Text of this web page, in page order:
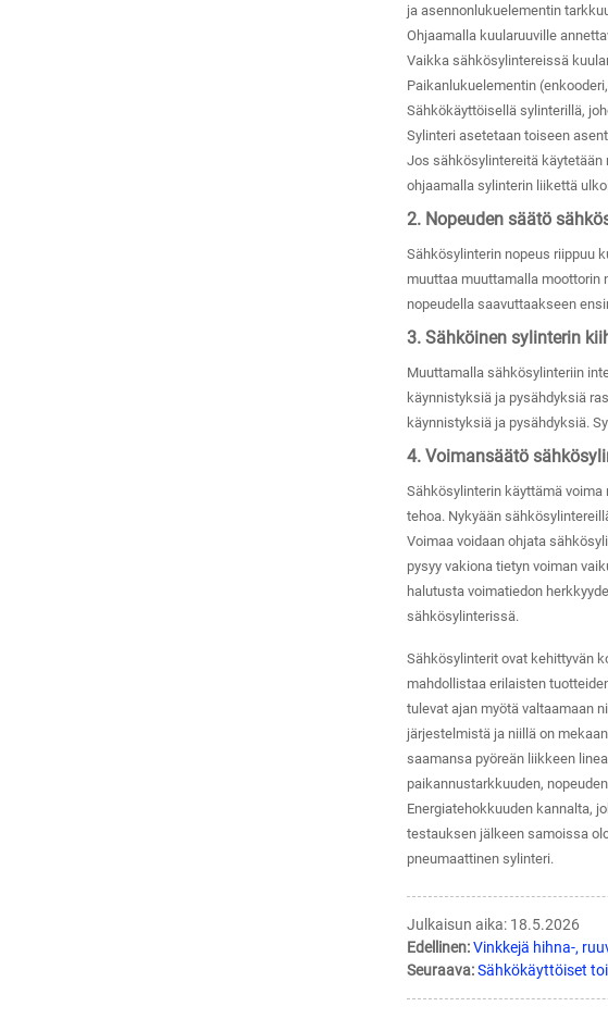
ja asennonlukuelementin
Ohjaamalla kuularuuville
Vaikka sähkösylintereissä
Paikanlukuelementin
Sähkökäyttöisellä sylinterillä,
Sylinteri asetetaan toiseen
Jos sähkösylintereitä käytetään
ohjaamalla sylinterin liikettä
2. Nopeuden säätö
Sähkösylinterin nopeus riippuu
muuttaa muuttamalla moottorin
nopeudella saavuttaakseen
3. Sähköinen sylinterin
Muuttamalla sähkösylinteriin
käynnistyksiä ja pysähdyksiä
käynnistyksiä ja pysähdyksiä.
4. Voimansäätö
Sähkösylinterin käyttämä
tehoa. Nykyään
Voimaa voidaan ohjata
pysyy vakiona tietyn voiman
halutusta voimatiedon
sähkösylinterissä.
Sähkösylinterit ovat kehittyvän
mahdollistaa erilaisten
tulevat ajan myötä valtaamaan
järjestelmistä ja niillä on
saamansa pyöreän liikkeen
paikannustarkkuuden,
Energiatehokkuuden kannalta,
testauksen jälkeen samoissa
pneumaattinen sylinteri.
Julkaisun aika: 18.5.2026
Edellinen: Vinkkejä hihna-,
Seuraava: Sähkökäyttöiset